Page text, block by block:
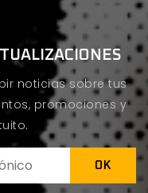
noticias sobre tus
promociones y